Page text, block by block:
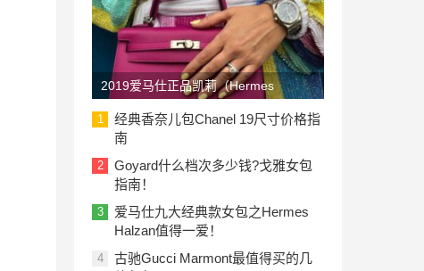
2019爱马仕正品凯莉（Hermes
Kelly）包包价格一览表：美国与欧洲
1
经典香奈儿包Chanel 19尺寸价格指
南
2
Goyard什么档次多少钱?戈雅女包
指南！
3
爱马仕九大经典款女包之Hermes
Halzan值得一爱！
4
古驰Gucci Marmont最值得买的几